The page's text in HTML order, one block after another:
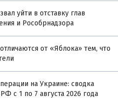
уйти в отставку глав
и Рособрнадзора
от «Яблока» тем, что
на Украине: сводка
с 1 по 7 августа 2026 года